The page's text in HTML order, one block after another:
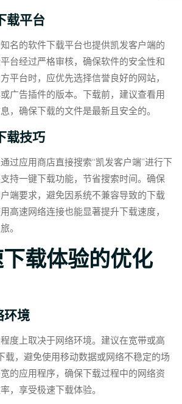
载平台
名的软件下载平台也提供凯发客户端的
台经过严格审核，确保软件的安全性和
平台时，应优先选择信誉良好的网站，
广告插件的版本。下载前，建议查看用
，确保下载的文件是最新且安全的。
载技巧
过应用商店直接搜索“凯发客户端”进行下
持一键下载功能，节省搜索时间。确保
端要求，避免因系统不兼容导致的下载
高速网络连接也能显著提升下载速度，
。
载体验的优化
环境
度上取决于网络环境。建议在宽带或高
载，避免使用移动数据或网络不稳定的场
的应用程序，确保下载过程中的网络资
，享受极速下载体验。